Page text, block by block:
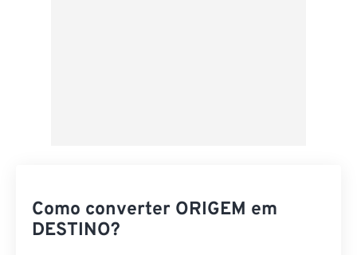
Como converter ORIGEM em
DESTINO?